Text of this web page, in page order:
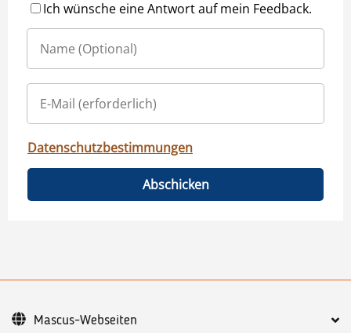
Ich wünsche eine Antwort auf mein Feedback.
Datenschutzbestimmungen
Abschicken
Mascus-Webseiten